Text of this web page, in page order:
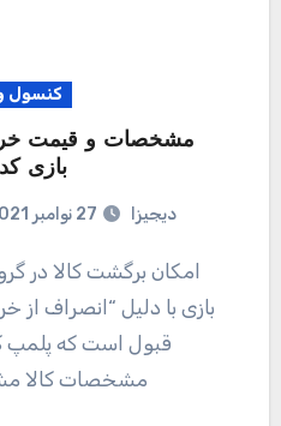
کنسول
مشخصات و قیمت
بازی کد 779
دیجیزا 27 نوامبر 2021
بازی با دلیل “انصراف از
قبول است که پلمپ
مشخصات کالا